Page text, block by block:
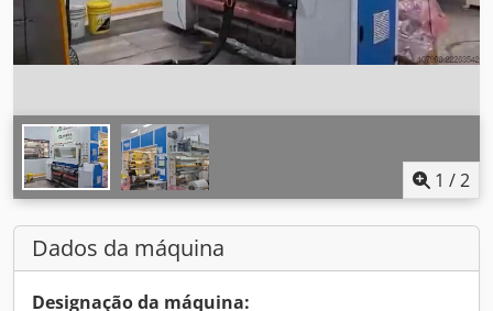
1 /2
Dados da máquina
Designação da máquina: